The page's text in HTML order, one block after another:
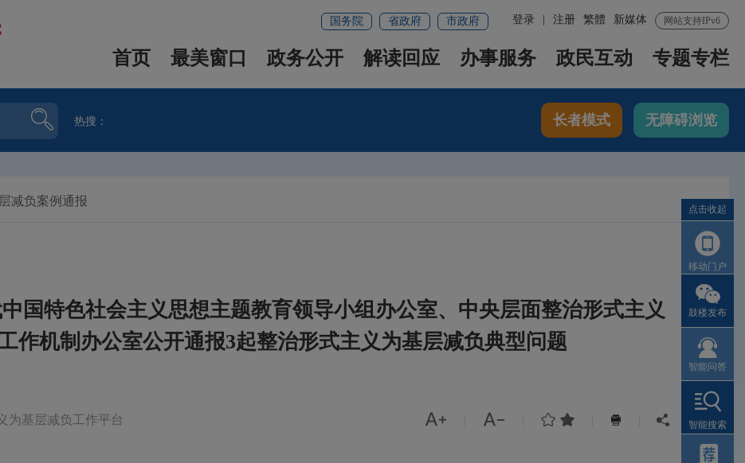
网站支持IPv6
新媒体
繁體
登录 注册
国务院 省政府 市政府
首页 最美窗口 政务公开 解读回应 办事服务 政民互动 专题专栏
热搜： 长者模式 无障碍浏览
减负案例通报
国特色社会主义思想主题教育领导小组办公室、中央层面整治形式主义
作机制办公室公开通报3起整治形式主义为基层减负典型问题
为基层减负工作平台      
点击收起
移动门户
鼓楼发布
智能问答
智能搜索